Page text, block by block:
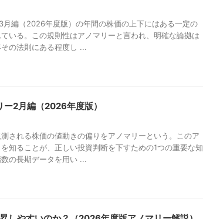
月編（2026年度版）の年間の株価の上下にはある一定の
いる。この規則性はアノマリーと言われ、明確な論拠は
の法則にある程度し ...
2月編（2026年度版）
される株価の値動きの偏りをアノマリーという。このア
知ることが、正しい投資判断を下すための1つの重要な知
の長期データを用い ...